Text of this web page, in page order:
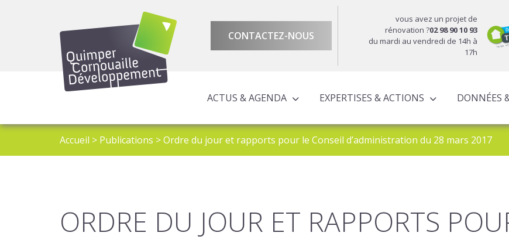
CONTACTEZ-NOUS
vous avez un projet de
rénovation ?02 98 90 10 93
du mardi au vendredi de 14h à
17h
ACTUS & AGENDA EXPERTISES & ACTIONS DONNÉES
Accueil > Publications >Ordre du jour et rapports pour le Conseil d’administration du 28 mars 2017
ORDRE DU JOUR ET RAPPORTS